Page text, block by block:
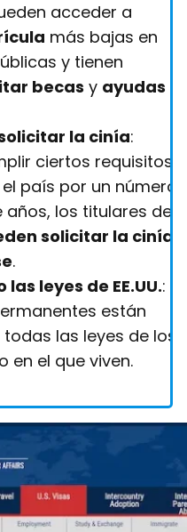
acceder a
más bajas en
y tienen
becas y ayudas
la cinía:
ciertos requisitos,
país por un número
los titulares de
solicitar la cinía
.
leyes de EE.UU.:
están
las leyes de los
en el que viven.